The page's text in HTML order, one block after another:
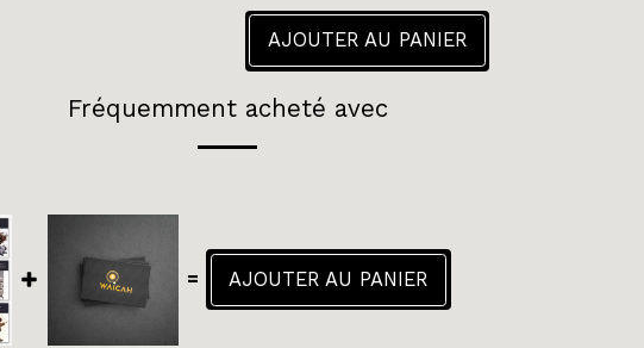
AJOUTER AU PANIER
Fréquemment acheté avec
= AJOUTER AU PANIER